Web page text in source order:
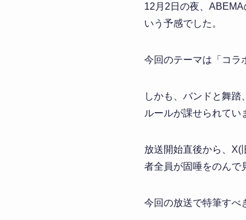
12月2日の夜、
いう予感でした。
今回のテーマは「コラ
しかも、バンドと舞
ルールが課せられてい
放送開始直後から、X(
者全員が固唾をのんで
今回の放送で特筆すべ